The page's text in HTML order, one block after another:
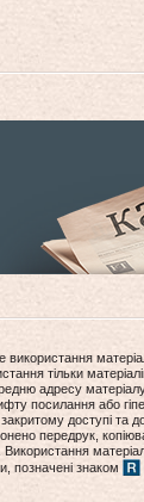
тільки
адресу
посилання або
доступі та
передрук,
позначені знаком